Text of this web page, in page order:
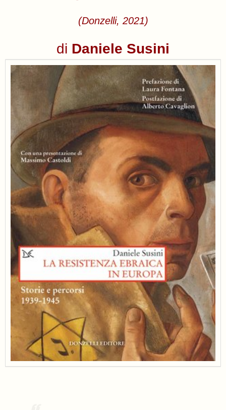
(Donzelli, 2021)
di Daniele Susini